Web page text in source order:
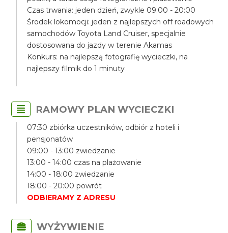
Czas trwania: jeden dzień, zwykle 09:00 - 20:00
Środek lokomocji: jeden z najlepszych off roadowych
samochodów Toyota Land Cruiser, specjalnie
dostosowana do jazdy w terenie Akamas
Konkurs: na najlepszą fotografię wycieczki, na
najlepszy filmik do 1 minuty
RAMOWY PLAN WYCIECZKI
07:30 zbiórka uczestników, odbiór z hoteli i
pensjonatów
09:00 - 13:00 zwiedzanie
13:00 - 14:00 czas na plażowanie
14:00 - 18:00 zwiedzanie
18:00 - 20:00 powrót
ODBIERAMY Z ADRESU
WYŻYWIENIE